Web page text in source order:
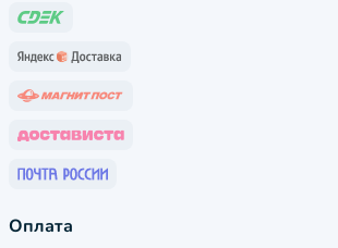
Оплата